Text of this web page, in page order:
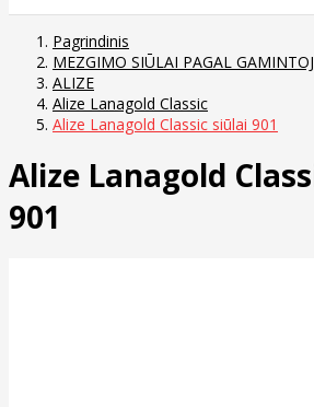
Pagrindinis
MEZGIMO SIŪLAI PAGAL
ALIZE
Alize Lanagold Classic
Alize Lanagold Classic siūlai 901
Alize Lanagold
901